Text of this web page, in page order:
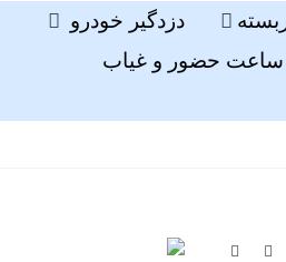
دزدگیر خودرو
ساعت حضور و غیاب